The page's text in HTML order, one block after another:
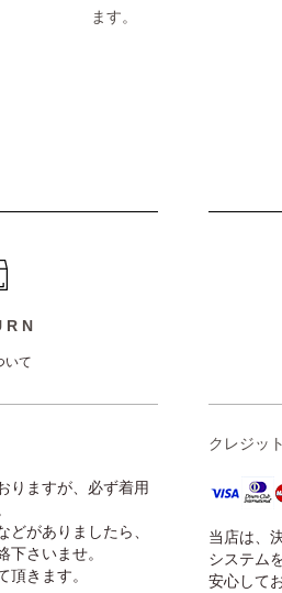
ます。
いて
りますが、必ず着用
がありましたら、
下さいませ。
頂きます。
クレジット
当店は、
システム
安心して